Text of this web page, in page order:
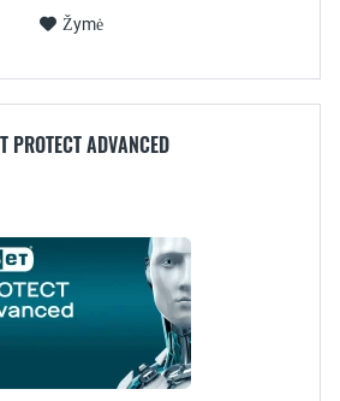
Žymė
PROTECT ADVANCED